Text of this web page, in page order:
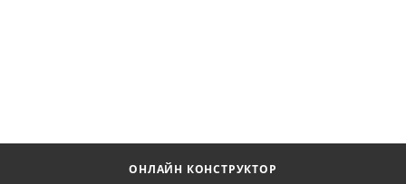
ОНЛАЙН КОНСТРУКТОР